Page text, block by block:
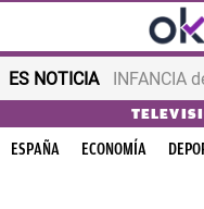
ES NOTICIA INFANCIA
ESPAÑA ECONOMÍA